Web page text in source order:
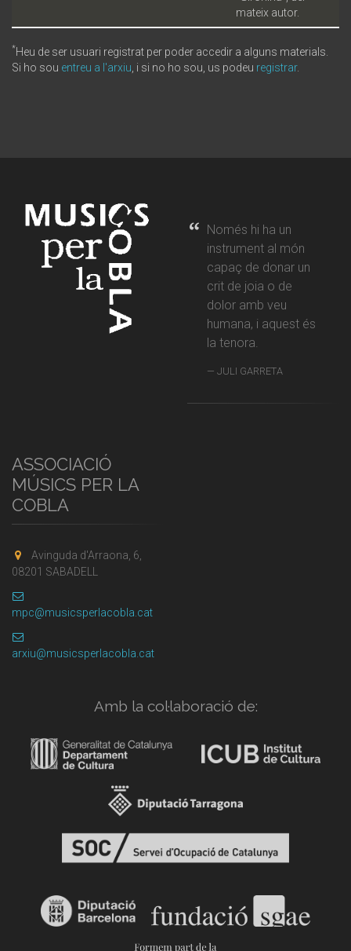
mateix autor.
*Heu de ser usuari registrat per poder accedir a alguns materials.
Si ho sou entreu a l'arxiu , i si no ho sou, us podeu registrar.
Només hi ha un
instrument al món
capaç de donar un
crit de joia o de
dolor amb veu
humana, i aquest és
la tenora.
JULI GARRETA
ASSOCIACIÓ
MÚSICS PER LA
COBLA
Avinguda d'Arraona, 6,
08201 SABADELL
mpc@musicsperlacobla.cat
arxiu@musicsperlacobla.cat
Amb la col·laboració de: